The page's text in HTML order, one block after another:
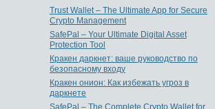
Trust Wallet – The Ultimate App for Secure
Crypto Management
SafePal – Your Ultimate Digital Asset
Protection Tool
Кракен даркнет: ваше руководство по
безопасному входу
Кракен онион: Как избежать угроз в
даркнете
SafePal – The Complete Crypto Wallet for